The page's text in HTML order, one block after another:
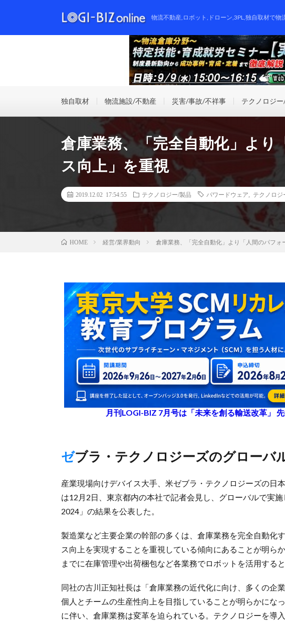
物流不動産,ロボット,ドローン,3PL,独自取材で物
独自取材 物流施設/不動産 災害/事故/不祥事 テクノロジ
倉庫業務、「完全自動化」より
ス向上」を重視
2019.12.02 17:54:55 テクノロジー/製品 パワードウェア テクノロジ
HOME 経営/業界動向 倉庫業務、「完全自動化」より「人間のパフォ
月刊LOGI-BIZ 7月号は「未来を創る輸送改革」
ゼブラ・テクノロジーズのグローバ
産業現場向けデバイス大手、米ゼブラ・テクノロジーズの日
は12月2日、東京都内の本社で記者会見し、グローバルで実
2024」の結果を公表した。
製造業など主要企業の幹部の多くは、倉庫業務を完全自動化
ス向上を実現することを重視している傾向にあることが明ら
までに在庫管理や出荷梱包など各業務でロボットを活用する
同社の古川正知社長は「倉庫業務の近代化に向け、多くの企
個人とチームの生産性向上を目指していることが明らかにな
に伴い、倉庫業務は変革を迫られている。テクノロジーを導